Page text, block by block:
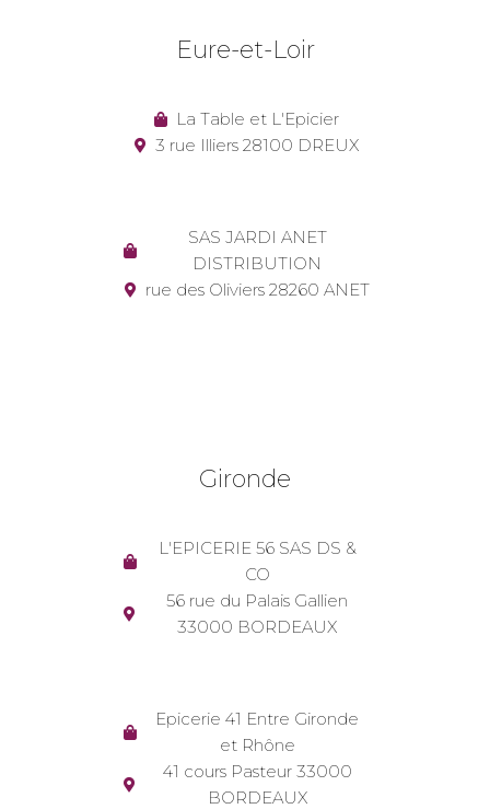
Eure-et-Loir
La Table et L'Epicier
3 rue Illiers 28100 DREUX
SAS JARDI ANET
DISTRIBUTION
rue des Oliviers 28260 ANET
Gironde
L'EPICERIE 56 SAS DS &
CO
56 rue du Palais Gallien
33000 BORDEAUX
Epicerie 41 Entre Gironde
et Rhône
41 cours Pasteur 33000
BORDEAUX